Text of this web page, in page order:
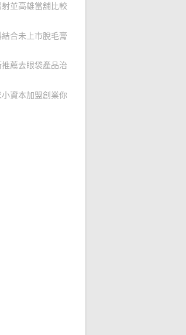
並高雄當舖比較
合未上市脫毛膏
薦去眼袋產品治
資本加盟創業你